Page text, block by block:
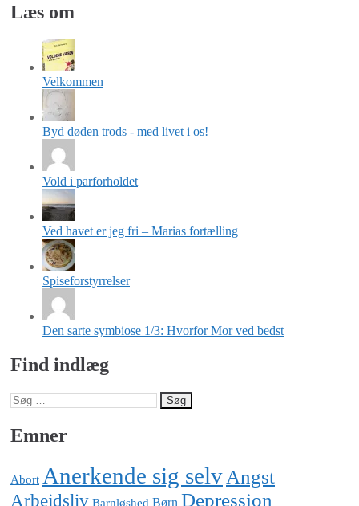
Læs om
Velkommen
Byd døden trods - med livet i os!
Vold i parforholdet
Ved havet er jeg fri – Marias fortælling
Spiseforstyrrelser
Den sarte symbiose 1/3: Hvorfor Mor ved bedst
Find indlæg
Søg
efter:
Emner
Abort Anerkende sig selv Angst
Arbejdsliv Barnløshed Børn Depression